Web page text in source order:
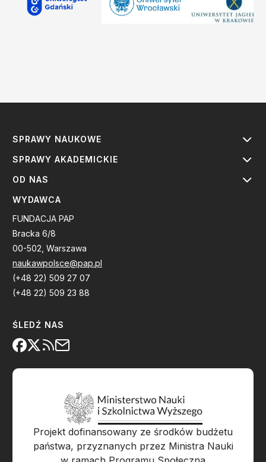
SPRAWY NAUKOWE
SPRAWY AKADEMICKIE
OD NAS
WYDAWCA
FUNDACJA PAP
Bracka 6/8
00-502, Warszawa
naukawpolsce@pap.pl
(+48 22) 509 27 07
(+48 22) 509 23 88
ŚLEDŹ NAS
Projekt dofinansowany ze środków budżetu
państwa, przyznanych przez Ministra Nauki